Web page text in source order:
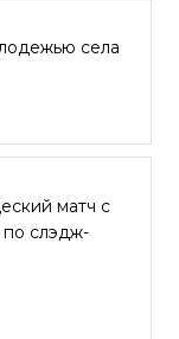
села
матч с
слэдж-